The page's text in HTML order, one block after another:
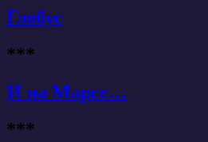
Глобус
***
И на Марсе…
***